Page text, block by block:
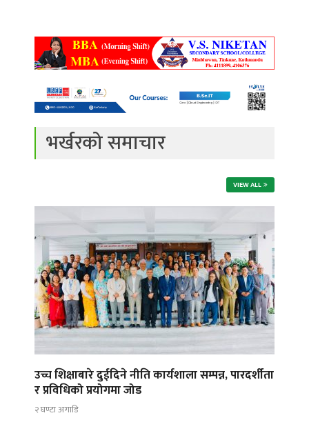
भर्खरको समाचार
VIEW ALL
उच्च शिक्षाबारे दुईदिने नीति कार्यशाला सम्पन्न, पारदर्शीता
र प्रविधिको प्रयोगमा जोड
२ घण्टा अगाडि